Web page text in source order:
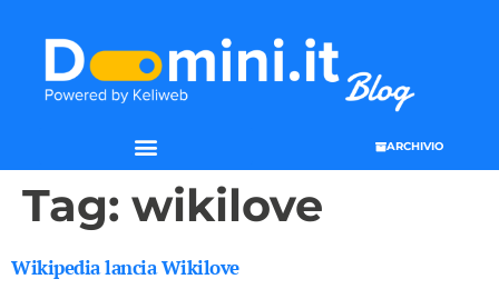
ARCHIVIO
Tag: wikilove
Wikipedia lancia Wikilove